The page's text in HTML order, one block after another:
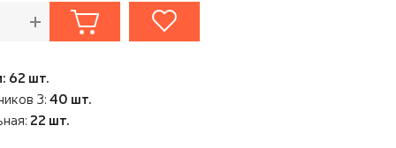
62 шт.
3:40 шт.
22 шт.